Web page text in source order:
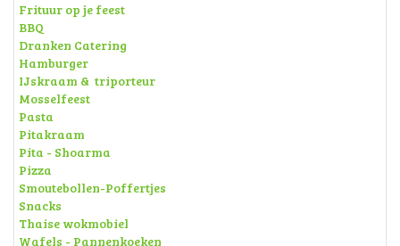
Frituur op je feest
BBQ
Dranken Catering
Hamburger
IJskraam & triporteur
Mosselfeest
Pasta
Pitakraam
Pita - Shoarma
Pizza
Smoutebollen-Poffertjes
Snacks
Thaise wokmobiel
Wafels - Pannenkoeken